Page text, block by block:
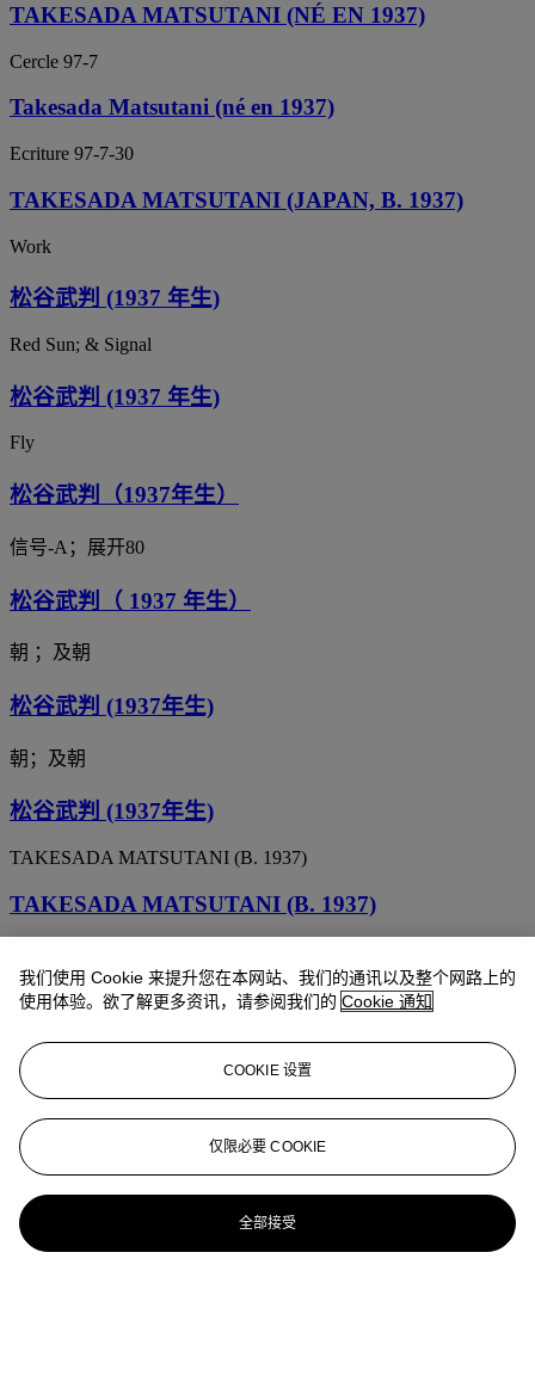
TAKESADA MATSUTANI (NÉ EN 1937)
Cercle 97-7
Takesada Matsutani (né en 1937)
Ecriture 97-7-30
TAKESADA MATSUTANI (JAPAN, B. 1937)
Work
松谷武判 (1937 年生)
Red Sun; & Signal
松谷武判 (1937 年生)
Fly
松谷武判（1937年生）
信号-A；展开80
松谷武判（ 1937 年生）
朝 ；及朝
松谷武判 (1937年生)
朝；及朝
松谷武判 (1937年生)
TAKESADA MATSUTANI (B. 1937)
TAKESADA MATSUTANI (B. 1937)
L'ÉTERNITÉ
(i) 窗户; (ii)云彩; & (iii) 繁殖-P
松谷武判（1937 年生）
日本 – 海 – 7；物体 – 33；& 物体 – 6
松谷武判（1937 年生）
我们使用 Cookie 来提升您在本网站、我们的通讯以及整个网路上的
使用体验。欲了解更多资讯，请参阅我们的 Cookie 通知
COOKIE 设置
仅限必要 COOKIE
全部接受